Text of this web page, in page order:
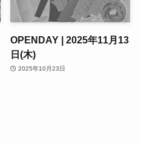
OPENDAY | 2025年11月13
日(木)
2025年10月23日